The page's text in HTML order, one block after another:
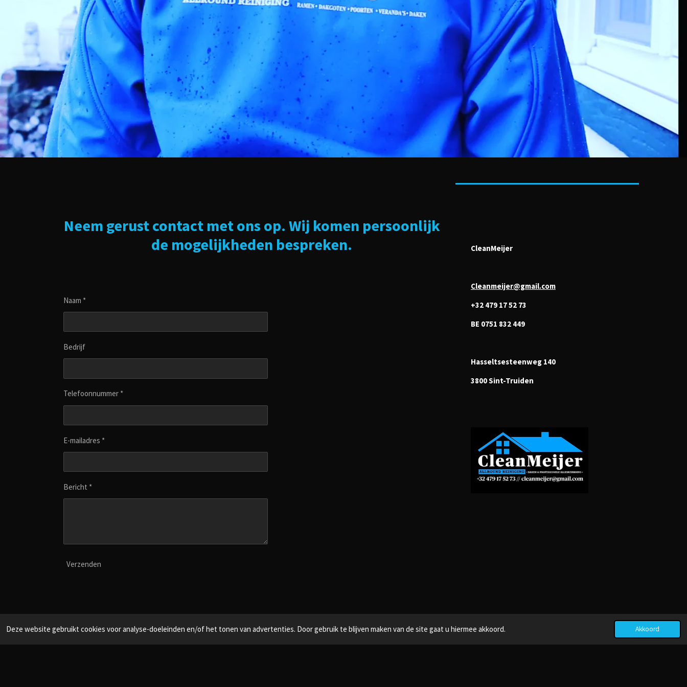
Deze website gebruikt cookies voor analyse-doeleinden en/of het tonen van advertenties. Door gebruik te blijven maken van de site gaat u hiermee akkoord. Akkoord
Neem gerust contact met ons op. Wij komen persoonlijk
de mogelijkheden bespreken.
Naam *
Bedrijf
Telefoonnummer *
E-mailadres *
Bericht *
Verzenden
CleanMeijer
Cleanmeijer@gmail.com
+32 479 17 52 73
BE 0751 832 449
Hasseltsesteenweg 140
3800 Sint-Truiden